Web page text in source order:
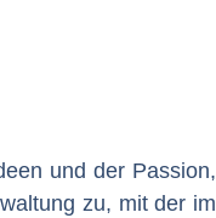
und der Passion,
zu, mit der im